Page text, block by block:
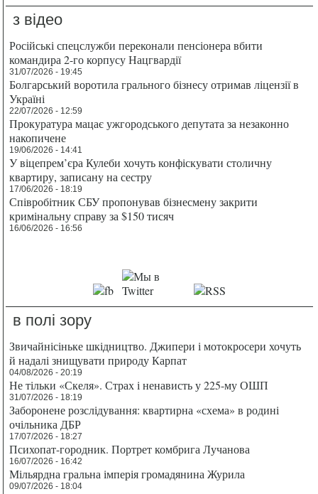
з відео
Російські спецслужби переконали пенсіонера вбити
командира 2-го корпусу Нацгвардії
31/07/2026 - 19:45
Болгарський воротила грального бізнесу отримав ліцензії в
Україні
22/07/2026 - 12:59
Прокуратура мацає ужгородського депутата за незаконно
накопичене
19/06/2026 - 14:41
У віцепрем’єра Кулеби хочуть конфіскувати столичну
квартиру, записану на сестру
17/06/2026 - 18:19
Співробітник СБУ пропонував бізнесмену закрити
кримінальну справу за $150 тисяч
16/06/2026 - 16:56
в полі зору
Звичайнісіньке шкідництво. Джипери і мотокросери хочуть
й надалі знищувати природу Карпат
04/08/2026 - 20:19
Не тільки «Скеля». Страх і ненависть у 225-му ОШП
31/07/2026 - 18:19
Заборонене розслідування: квартирна «схема» в родині
очільника ДБР
17/07/2026 - 18:27
Психопат-городник. Портрет комбрига Лучанова
16/07/2026 - 16:42
Мільярдна гральна імперія громадянина Журила
09/07/2026 - 18:04